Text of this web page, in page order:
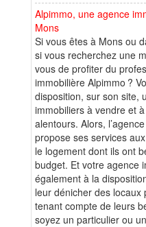
Alpimmo, une agence
Mons
Si vous êtes à Mons ou
si vous recherchez une
vous de profiter du
immobilière Alpimmo ?
disposition, sur son site,
immobiliers à vendre et
alentours. Alors,
propose ses services
le logement dont ils ont
budget. Et votre agence
également à la
leur dénicher des locaux
tenant compte de leurs
soyez un particulier ou